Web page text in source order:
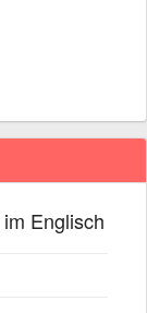
im Englisch